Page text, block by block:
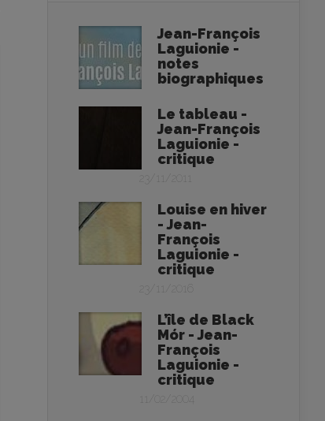
Jean-François
Laguionie -
notes
biographiques
Le tableau -
Jean-François
Laguionie -
critique
Louise en hiver
- Jean-
François
Laguionie -
critique
L’île de Black
Mór - Jean-
François
Laguionie -
critique
11/02/2004